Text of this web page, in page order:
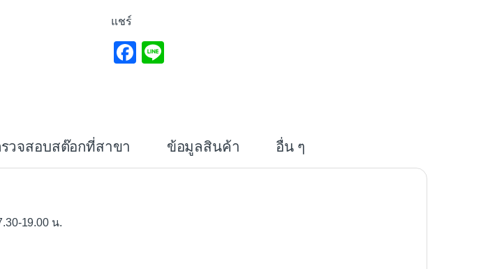
แชร์
F
o
วจสอบสต๊อกที่สาขา ข้อมูลสินค้า อื่น ๆ
19.00 น.